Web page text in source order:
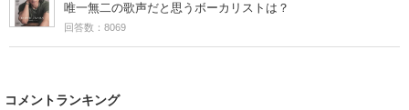
唯一無二の歌声だと思うボーカリストは？
回答数：8069
コメントランキング